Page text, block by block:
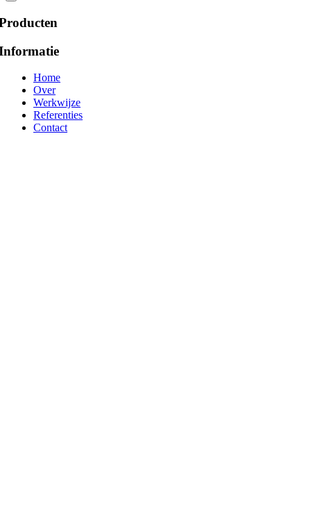
Home
Over
Werkwijze
Referenties
Contact